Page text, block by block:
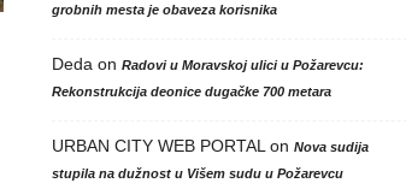
grobnih mesta je obaveza korisnika
Deda on Radovi u Moravskoj ulici u Požarevcu:
Rekonstrukcija deonice dugačke 700 metara
URBAN CITY WEB PORTAL on Nova sudija
stupila na dužnost u Višem sudu u Požarevcu